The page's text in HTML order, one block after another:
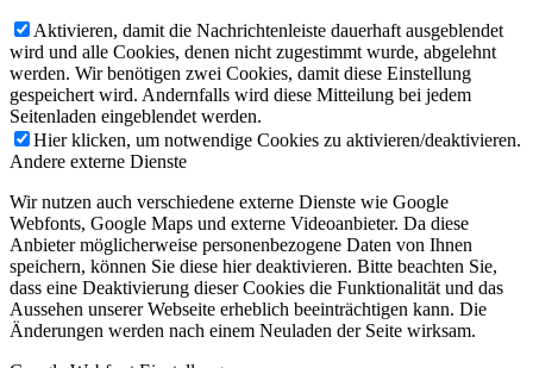
Aktivieren, damit die Nachrichtenleiste dauerhaft ausgeblendet
wird und alle Cookies, denen nicht zugestimmt wurde, abgelehnt
werden. Wir benötigen zwei Cookies, damit diese Einstellung
gespeichert wird. Andernfalls wird diese Mitteilung bei jedem
Seitenladen eingeblendet werden.
Hier klicken, um notwendige Cookies zu aktivieren/deaktivieren.
Andere externe Dienste
Wir nutzen auch verschiedene externe Dienste wie Google
Webfonts, Google Maps und externe Videoanbieter. Da diese
Anbieter möglicherweise personenbezogene Daten von Ihnen
speichern, können Sie diese hier deaktivieren. Bitte beachten Sie,
dass eine Deaktivierung dieser Cookies die Funktionalität und das
Aussehen unserer Webseite erheblich beeinträchtigen kann. Die
Änderungen werden nach einem Neuladen der Seite wirksam.